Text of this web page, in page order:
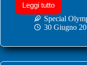
Leggi tutto
Special
30 Giugno